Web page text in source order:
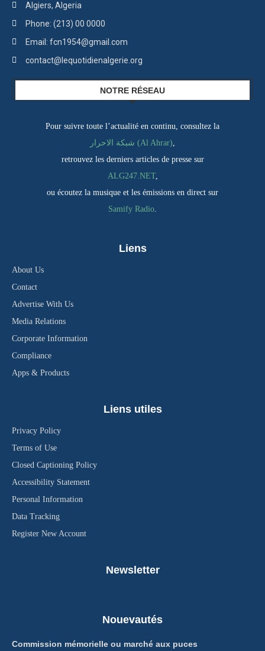
Algiers, Algeria
Phone: (213) 00 0000
Email: fcn1954@gmail.com
contact@lequotidienalgerie.org
NOTRE RÉSEAU
Pour suivre toute l’actualité en continu, consultez la
شبكة الاحرار (Al Ahrar),
retrouvez les derniers articles de presse sur
ALG247.NET,
ou écoutez la musique et les émissions en direct sur
Samify Radio.
Liens
About Us
Contact
Advertise With Us
Media Relations
Corporate Information
Compliance
Apps & Products
Liens utiles
Privacy Policy
Terms of Use
Closed Captioning Policy
Accessibility Statement
Personal Information
Data Tracking
Register New Account
Newsletter
Nouevautés
Commission mémorielle ou marché aux puces